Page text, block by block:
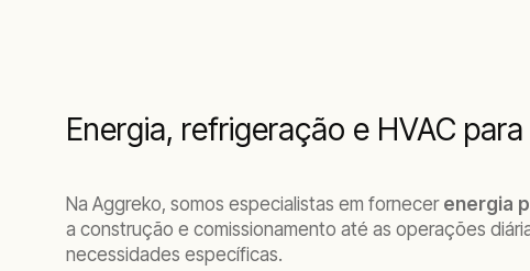
Energia, refrigeração e HVAC
Na Aggreko, somos especialistas em fornecer energia
a construção e comissionamento até as operações
necessidades específicas.